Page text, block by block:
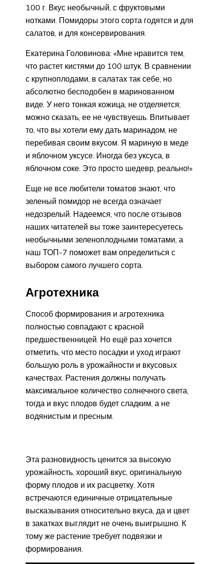
100 г. Вкус необычный, с фруктовыми
нотками. Помидоры этого сорта годятся и для
салатов, и для консервирования.
Екатерина Головинова: «Мне нравится тем,
что растет кистями до 100 штук. В сравнении
с крупноплодами, в салатах так себе, но
абсолютно бесподобен в маринованном
виде. У него тонкая кожица, не отделяется;
можно сказать, ее не чувствуешь. Впитывает
то, что вы хотели ему дать маринадом, не
перебивая своим вкусом. Я мариную в меде
и яблочном уксусе. Иногда без уксуса, в
яблочном соке. Это просто шедевр, реально!»
Еще не все любители томатов знают, что
зеленый помидор не всегда означает
недозрелый. Надеемся, что после отзывов
наших читателей вы тоже заинтересуетесь
необычными зеленоплодными томатами, а
наш ТОП-7 поможет вам определиться с
выбором самого лучшего сорта.
Агротехника
Способ формирования и агротехника
полностью совпадают с красной
предшественницей. Но ещё раз хочется
отметить, что место посадки и уход играют
большую роль в урожайности и вкусовых
качествах. Растения должны получать
максимальное количество солнечного света,
тогда и вкус плодов будет сладким, а не
водянистым и пресным.
Эта разновидность ценится за высокую
урожайность, хороший вкус, оригинальную
форму плодов и их расцветку. Хотя
встречаются единичные отрицательные
высказывания относительно вкуса, да и цвет
в закатках выглядит не очень выигрышно. К
тому же растение требует подвязки и
формирования.